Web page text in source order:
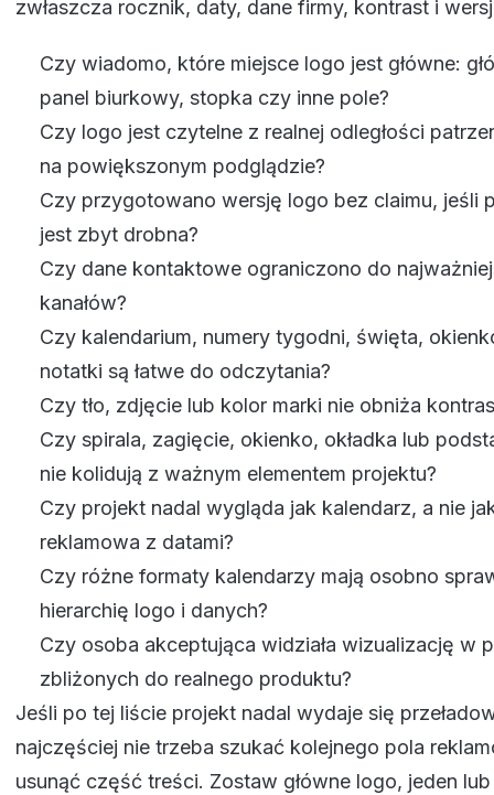
zwłaszcza rocznik, daty, dane firmy, kontrast i
Czy wiadomo, które miejsce logo jest główne:
panel biurkowy, stopka czy inne pole?
Czy logo jest czytelne z realnej odległości
na powiększonym podglądzie?
Czy przygotowano wersję logo bez claimu, jeśli
jest zbyt drobna?
Czy dane kontaktowe ograniczono do
kanałów?
Czy kalendarium, numery tygodni, święta,
notatki są łatwe do odczytania?
Czy tło, zdjęcie lub kolor marki nie obniża
Czy spirala, zagięcie, okienko, okładka lub
nie kolidują z ważnym elementem projektu?
Czy projekt nadal wygląda jak kalendarz, a nie
reklamowa z datami?
Czy różne formaty kalendarzy mają osobno
hierarchię logo i danych?
Czy osoba akceptująca widziała wizualizację w
zbliżonych do realnego produktu?
Jeśli po tej liście projekt nadal wydaje się
najczęściej nie trzeba szukać kolejnego pola
usunąć część treści. Zostaw główne logo, jeden